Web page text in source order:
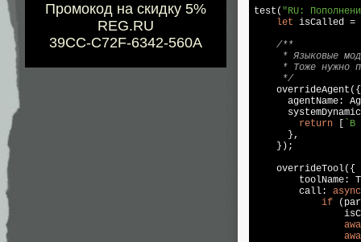
Промокод на скидку 5%
REG.RU
39CC-C72F-6342-560A
test( "RU:
let isCalled =
/**
* Языковые
* Тоже нужно
     */
overrideAgent({
agentName:
return [ `В
      },
    });
    overrideTool({
toolName:
        call:
async
if